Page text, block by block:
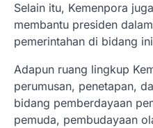
Selain itu, Kemenpora
membantu presiden
pemerintahan di bidang
Adapun ruang lingkup
perumusan, penetapan,
bidang pemberdayaan
pemuda, pembudayaan